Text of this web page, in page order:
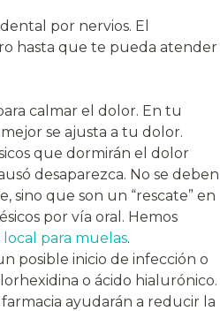
por nervios. El
hasta que te pueda atender
calmar el dolor. En tu
se ajusta a tu dolor.
que dormirán el dolor
desaparezca. No se deben
que son un “rescate” en
por vía oral. Hemos
local para muelas.
posible inicio de infección o
o ácido hialurónico.
ayudarán a reducir la